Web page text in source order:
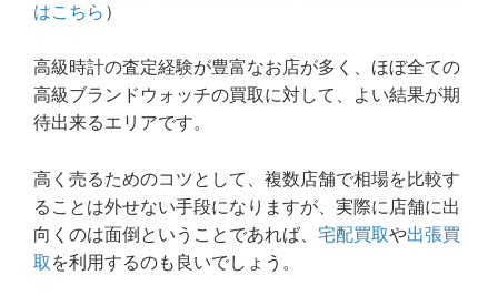
はこちら ）
高級時計の査定経験が豊富なお店が多く、ほぼ全ての
高級ブランドウォッチの買取に対して、よい結果が期
待出来るエリアです。
高く売るためのコツとして、複数店舗で相場を比較す
ることは外せない手段になりますが、実際に店舗に出
向くのは面倒ということであれば、 宅配買取や出張買
取 を利用するのも良いでしょう。